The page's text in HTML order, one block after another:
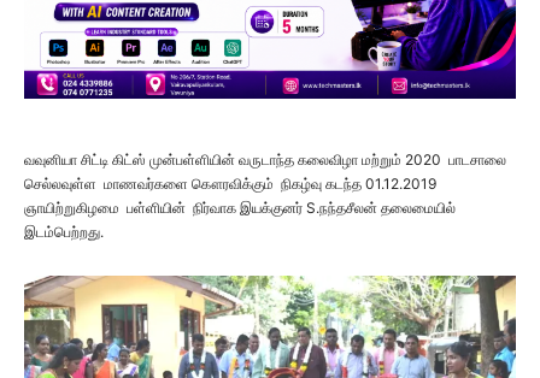
வவுனியா சிட்டி கிட்ஸ் முன்பள்ளியின் வருடாந்த கலைவிழா மற்றும் 2020 பாடசாலை
செல்லவுள்ள மாணவர்களை கௌரவிக்கும் நிகழ்வு கடந்த 01.12.2019
ஞாயிற்றுகிழமை பள்ளியின் நிர்வாக இயக்குனர் S.நந்தசீலன் தலைமையில்
இடம்பெற்றது.